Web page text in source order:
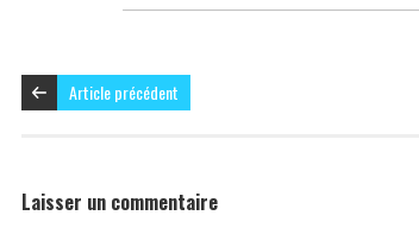
Article précédent
Laisser un commentaire